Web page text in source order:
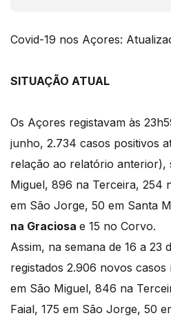
Covid-19 nos Açores:
SITUAÇÃO ATUAL
Os Açores registavam às
junho, 2.734 casos positivos
relação ao relatório anterior),
Miguel, 896 na Terceira, 254
em São Jorge, 50 em Santa
na Graciosa e 15 no Corvo.
Assim, na semana de 16 a 23
registados 2.906 novos casos
em São Miguel, 846 na
Faial, 175 em São Jorge, 50